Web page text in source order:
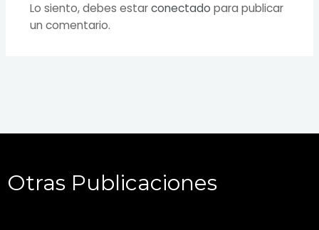
Lo siento, debes estarconectado para publicar
un comentario.
Otras Publicaciones